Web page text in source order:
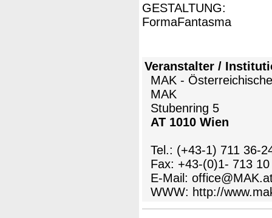
GESTALTUNG:
FormaFantasma
Veranstalter /
MAK -
MAK
Stubenring 5
AT 1010 Wien
Tel.: (+43-1) 711 36-
Fax: +43-(0)1- 713
E-Mail:
WWW: http://